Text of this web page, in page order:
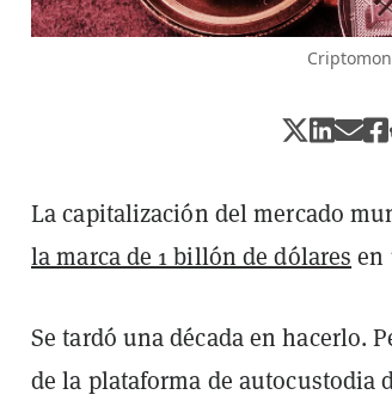
La capitalización del mercado
la marca de 1 billón de dólares en
Se tardó una década en hacerlo.
de la plataforma de autocustodia